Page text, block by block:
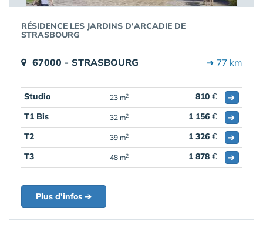
RÉSIDENCE LES JARDINS D'ARCADIE DE
STRASBOURG
67000 - STRASBOURG ➔ 77 km
Studio 23 m2 810 €
➔
T1 Bis
32 m2 1 156 €
➔
T2
39 m2 1 326 €
➔
T3
48 m2 1 878 € ➔
Plus d'infos ➔